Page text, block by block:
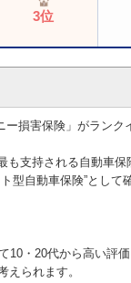
3位
損害保険」がランク
支持される自動車保
型自動車保険”として
10・20代から高い評
られます。